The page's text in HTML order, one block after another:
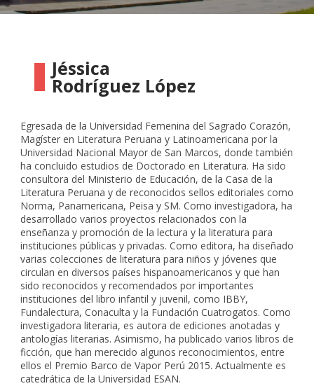
Jéssica
Rodríguez López
Egresada de la Universidad Femenina del Sagrado Corazón,
Magíster en Literatura Peruana y Latinoamericana por la
Universidad Nacional Mayor de San Marcos, donde también
ha concluido estudios de Doctorado en Literatura. Ha sido
consultora del Ministerio de Educación, de la Casa de la
Literatura Peruana y de reconocidos sellos editoriales como
Norma, Panamericana, Peisa y SM. Como investigadora, ha
desarrollado varios proyectos relacionados con la
enseñanza y promoción de la lectura y la literatura para
instituciones públicas y privadas. Como editora, ha diseñado
varias colecciones de literatura para niños y jóvenes que
circulan en diversos países hispanoamericanos y que han
sido reconocidos y recomendados por importantes
instituciones del libro infantil y juvenil, como IBBY,
Fundalectura, Conaculta y la Fundación Cuatrogatos. Como
investigadora literaria, es autora de ediciones anotadas y
antologías literarias. Asimismo, ha publicado varios libros de
ficción, que han merecido algunos reconocimientos, entre
ellos el Premio Barco de Vapor Perú 2015. Actualmente es
catedrática de la Universidad ESAN.